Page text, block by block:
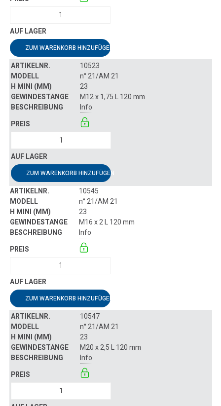
ZUM WARENKORB HINZUFÜGEN
10523
n° 21/AM 21
23
M12 x 1,75 L 120 mm
Info
ZUM WARENKORB HINZUFÜGEN
10545
n° 21/AM 21
23
M16 x 2 L 120 mm
Info
ZUM WARENKORB HINZUFÜGEN
10547
n° 21/AM 21
23
M20 x 2,5 L 120 mm
Info